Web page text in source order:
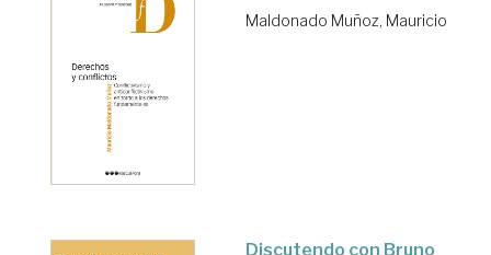
Maldonado Muñoz, Mauricio
Discutendo con Bruno